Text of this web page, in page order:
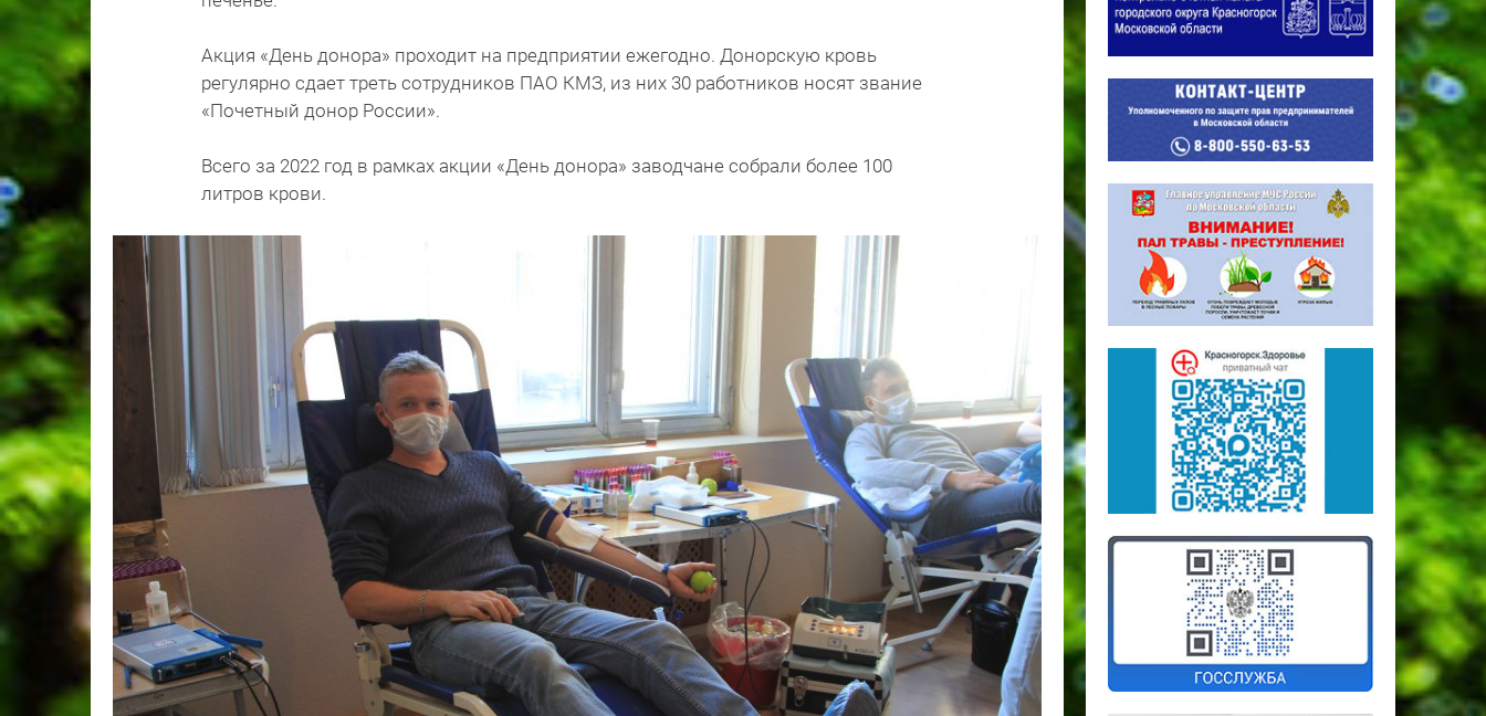
Акция «День донора» проходит на предприятии ежегодно. Донорскую кровь
регулярно сдает треть сотрудников ПАО КМЗ, из них 30 работников носят звание
«Почетный донор России».
Всего за 2022 год в рамках акции «День донора» заводчане собрали более 100
литров крови.